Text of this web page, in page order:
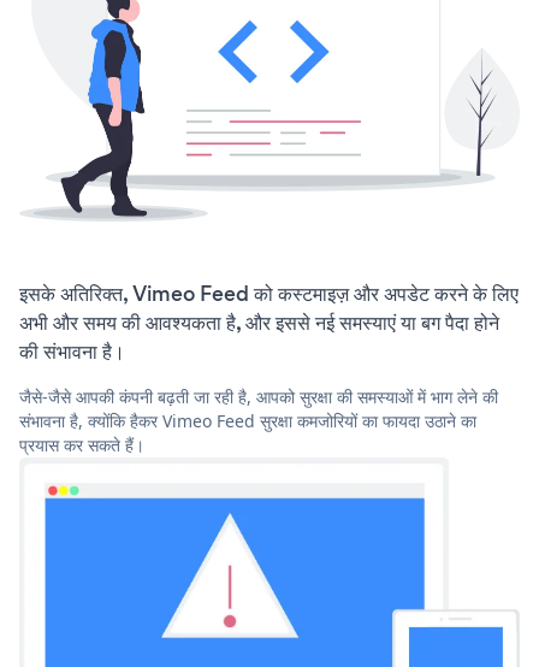
इसके अतिरिक्त, Vimeo Feed को कस्टमाइज़ और अपडेट करने के लिए
अभी और समय की आवश्यकता है, और इससे नई समस्याएं या बग पैदा होने
की संभावना है।
जैसे-जैसे आपकी कंपनी बढ़ती जा रही है, आपको सुरक्षा की समस्याओं में भाग लेने की
संभावना है, क्योंकि हैकर Vimeo Feed सुरक्षा कमजोरियों का फायदा उठाने का
प्रयास कर सकते हैं।